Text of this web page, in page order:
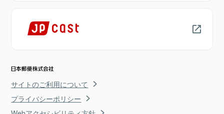
サイトのご利用について
プライバシーポリシー